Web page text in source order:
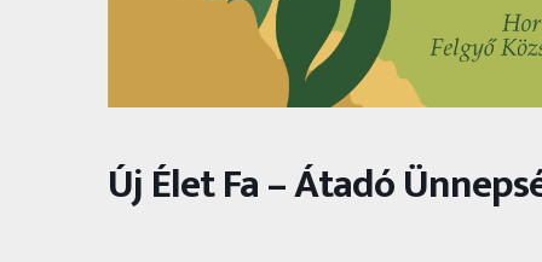
Új Élet Fa – Átadó